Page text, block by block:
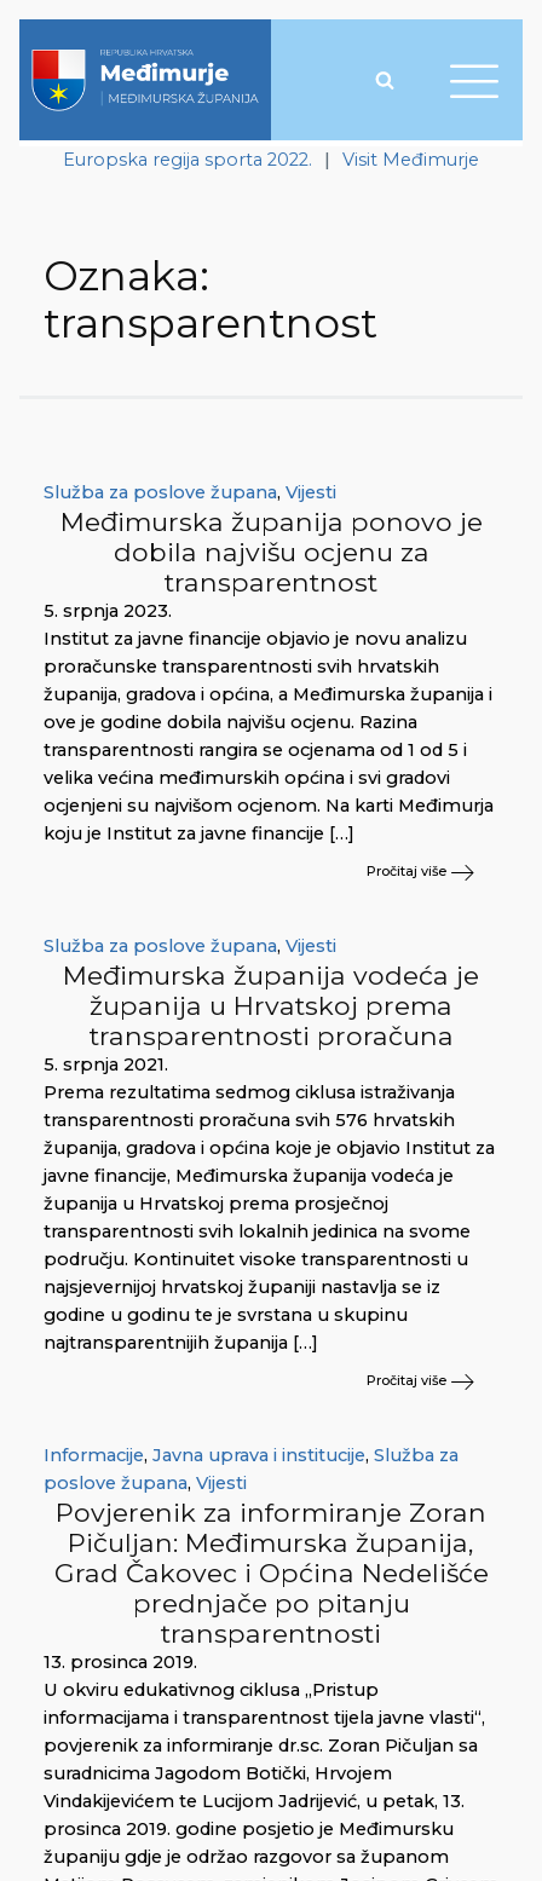
Europska regija sporta 2022. | Visit Međimurje
Oznaka:
transparentnost
Služba za poslove župana, Vijesti
Međimurska županija ponovo je
dobila najvišu ocjenu za
transparentnost
5. srpnja 2023.
Institut za javne financije objavio je novu analizu
proračunske transparentnosti svih hrvatskih
županija, gradova i općina, a Međimurska županija i
ove je godine dobila najvišu ocjenu. Razina
transparentnosti rangira se ocjenama od 1 od 5 i
velika većina međimurskih općina i svi gradovi
ocjenjeni su najvišom ocjenom. Na karti Međimurja
koju je Institut za javne financije […]
Pročitaj više
Služba za poslove župana, Vijesti
Međimurska županija vodeća je
županija u Hrvatskoj prema
transparentnosti proračuna
5. srpnja 2021.
Prema rezultatima sedmog ciklusa istraživanja
transparentnosti proračuna svih 576 hrvatskih
županija, gradova i općina koje je objavio Institut za
javne financije, Međimurska županija vodeća je
županija u Hrvatskoj prema prosječnoj
transparentnosti svih lokalnih jedinica na svome
području. Kontinuitet visoke transparentnosti u
najsjevernijoj hrvatskoj županiji nastavlja se iz
godine u godinu te je svrstana u skupinu
najtransparentnijih županija […]
Pročitaj više
Informacije, Javna uprava i institucije, Služba za
poslove župana, Vijesti
Povjerenik za informiranje Zoran
Pičuljan: Međimurska županija,
Grad Čakovec i Općina Nedelišće
prednjače po pitanju
transparentnosti
13. prosinca 2019.
U okviru edukativnog ciklusa „Pristup
informacijama i transparentnost tijela javne vlasti“,
povjerenik za informiranje dr.sc. Zoran Pičuljan sa
suradnicima Jagodom Botički, Hrvojem
Vindakijevićem te Lucijom Jadrijević, u petak, 13.
prosinca 2019. godine posjetio je Međimursku
županiju gdje je održao razgovor sa županom